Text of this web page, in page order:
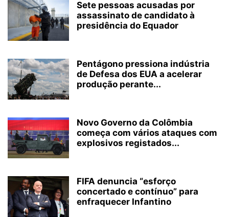
Sete pessoas acusadas por
assassinato de candidato à
presidência do Equador
Pentágono pressiona indústria
de Defesa dos EUA a acelerar
produção perante...
Novo Governo da Colômbia
começa com vários ataques com
explosivos registados...
FIFA denuncia “esforço
concertado e contínuo” para
enfraquecer Infantino